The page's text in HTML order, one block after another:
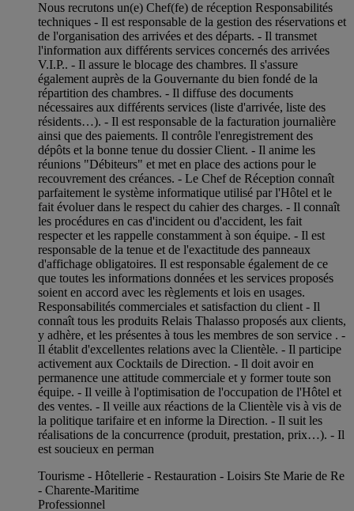
Nous recrutons un(e) Chef(fe) de réception Responsabilités
techniques - Il est responsable de la gestion des réservations et
de l'organisation des arrivées et des départs. - Il transmet
l'information aux différents services concernés des arrivées
V.I.P.. - Il assure le blocage des chambres. Il s'assure
également auprès de la Gouvernante du bien fondé de la
répartition des chambres. - Il diffuse des documents
nécessaires aux différents services (liste d'arrivée, liste des
résidents…). - Il est responsable de la facturation journalière
ainsi que des paiements. Il contrôle l'enregistrement des
dépôts et la bonne tenue du dossier Client. - Il anime les
réunions "Débiteurs" et met en place des actions pour le
recouvrement des créances. - Le Chef de Réception connaît
parfaitement le système informatique utilisé par l'Hôtel et le
fait évoluer dans le respect du cahier des charges. - Il connaît
les procédures en cas d'incident ou d'accident, les fait
respecter et les rappelle constamment à son équipe. - Il est
responsable de la tenue et de l'exactitude des panneaux
d'affichage obligatoires. Il est responsable également de ce
que toutes les informations données et les services proposés
soient en accord avec les règlements et lois en usages.
Responsabilités commerciales et satisfaction du client - Il
connaît tous les produits Relais Thalasso proposés aux clients,
y adhère, et les présentes à tous les membres de son service . -
Il établit d'excellentes relations avec la Clientèle. - Il participe
activement aux Cocktails de Direction. - Il doit avoir en
permanence une attitude commerciale et y former toute son
équipe. - Il veille à l'optimisation de l'occupation de l'Hôtel et
des ventes. - Il veille aux réactions de la Clientèle vis à vis de
la politique tarifaire et en informe la Direction. - Il suit les
réalisations de la concurrence (produit, prestation, prix…). - Il
est soucieux en perman
Tourisme - Hôtellerie - Restauration - Loisirs Ste Marie de Re
- Charente-Maritime
Professionnel